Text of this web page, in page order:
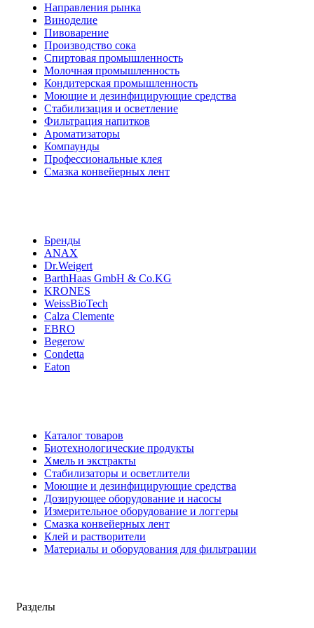
Направления рынка
Виноделие
Пивоварение
Производство сока
Спиртовая промышленность
Молочная промышленность
Кондитерская промышленность
Моющие и дезинфицирующие средства
Стабилизация и осветление
Фильтрация напитков
Ароматизаторы
Компаунды
Профессиональные клея
Смазка конвейерных лент
Бренды
ANAX
Dr.Weigert
BarthHaas GmbH & Co.KG
KRONES
WeissBioTech
Calza Clemente
EBRO
Begerow
Condetta
Eaton
Каталог товаров
Биотехнологические продукты
Хмель и экстракты
Cтабилизаторы и осветлители
Моющие и дезинфицирующие средства
Дозирующее оборудование и насосы
Измерительное оборудование и логгеры
Cмазка конвейерных лент
Клей и растворители
Материалы и оборудования для фильтрации
Разделы